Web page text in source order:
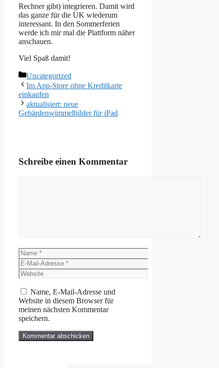
Rechner gibt) integrieren. Damit wird
das ganze für die UK wiederum
interessant. In den Sommerferien
werde ich mir mal die Plattform näher
anschauen.
Viel Spaß damit!
Kategorien
Uncategorized
Im App-Store ohne Kreditkarte
einkaufen
aktualisiert: neue
Gebärdenwimmelbilder für iPad
Schreibe einen Kommentar
Name
E-
Mail-
Adresse
Website
Name, E-Mail-Adresse und
Website in diesem Browser für
meinen nächsten Kommentar
speichern.